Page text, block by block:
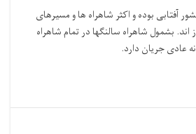
آفتابی بوده و اکثر شاهراه ها و مسیرهای
اند. بشمول شاهراه سالنگها در تمام شاهراه
عادی جریان دارد.